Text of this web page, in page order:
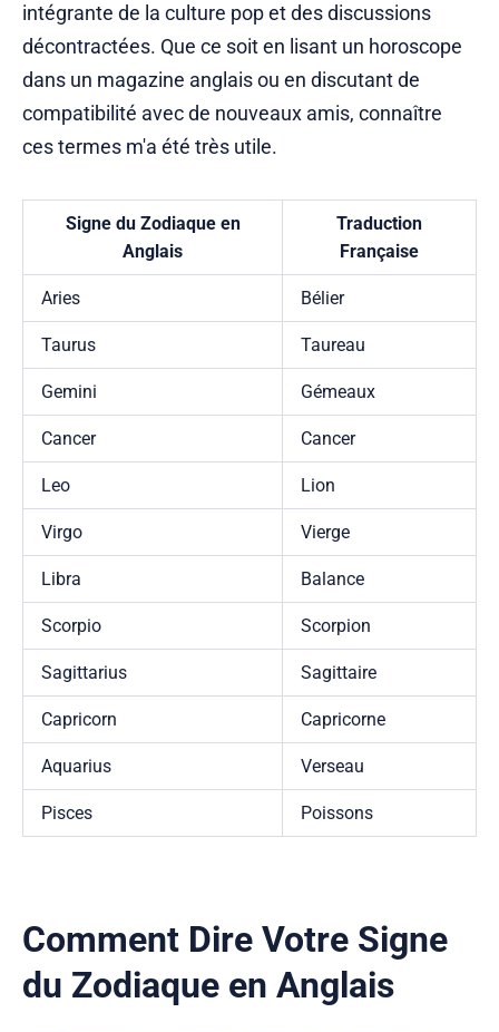
intégrante de la culture pop et des discussions
décontractées. Que ce soit en lisant un horoscope
dans un magazine anglais ou en discutant de
compatibilité avec de nouveaux amis, connaître
ces termes m'a été très utile.
Signe du Zodiaque en
Anglais
Traduction
Française
Aries Bélier
Taurus Taureau
Gemini Gémeaux
Cancer Cancer
Leo Lion
Virgo Vierge
Libra Balance
Scorpio Scorpion
Sagittarius Sagittaire
Capricorn Capricorne
Aquarius Verseau
Pisces Poissons
Comment Dire Votre Signe
du Zodiaque en Anglais